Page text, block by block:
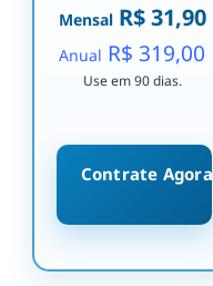
MensalR$ 31,90
Anual R$ 319,00
Use em 90 dias.
Contrate Agora